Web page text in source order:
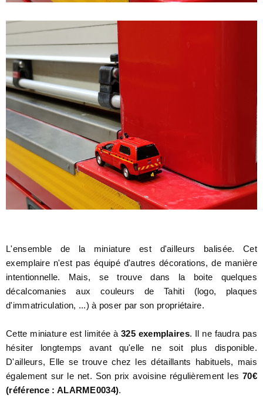
L'ensemble de la miniature est d'ailleurs balisée. Cet
exemplaire n'est pas équipé d'autres décorations, de manière
intentionnelle. Mais, se trouve dans la boite quelques
décalcomanies aux couleurs de Tahiti (logo, plaques
d'immatriculation, ...) à poser par son propriétaire.
Cette miniature est limitée à325 exemplaires. Il ne faudra pas
hésiter longtemps avant qu'elle ne soit plus disponible.
D'ailleurs, Elle se trouve chez les détaillants habituels, mais
également sur le net. Son prix avoisine régulièrement les70€
(référence : ALARME0034).